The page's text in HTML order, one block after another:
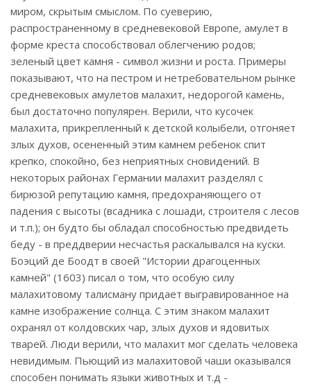
миром, скрытым смыслом. По суеверию,
распространенному в средневековой Европе, амулет в
форме креста способствовал облегчению родов;
зеленый цвет камня - символ жизни и роста. Примеры
показывают, что на пестром и нетребовательном рынке
средневековых амулетов малахит, недорогой камень,
был достаточно популярен. Верили, что кусочек
малахита, прикрепленный к детской колыбели, отгоняет
злых духов, осененный этим камнем ребенок спит
крепко, спокойно, без неприятных сновидений. В
некоторых районах Германии малахит разделял с
бирюзой репутацию камня, предохраняющего от
падения с высоты (всадника с лошади, строителя с лесов
и т.п.); он будто бы обладал способностью предвидеть
беду - в преддверии несчастья раскалывался на куски.
Боэций де Боодт в своей "Истории драгоценных
камней" (1603) писал о том, что особую силу
малахитовому талисману придает выгравированное на
камне изображение солнца. С этим знаком малахит
охранял от колдовских чар, злых духов и ядовитых
тварей. Люди верили, что малахит мог сделать человека
невидимым. Пьющий из малахитовой чаши оказывался
способен понимать языки животных и т.д -